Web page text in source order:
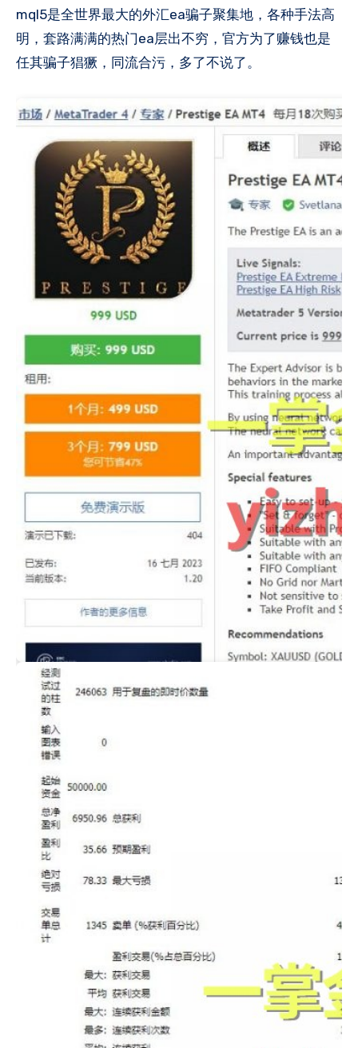
mql5是全世界最大的外汇ea骗子聚集地，各种手法高
明，套路满满的热门ea层出不穷，官方为了赚钱也是
任其骗子猖獗，同流合污，多了不说了​。